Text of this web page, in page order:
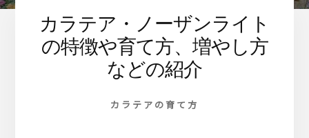
カラテア・ノーザンライト
の特徴や育て方、増やし方
などの紹介
カラテアの育て方